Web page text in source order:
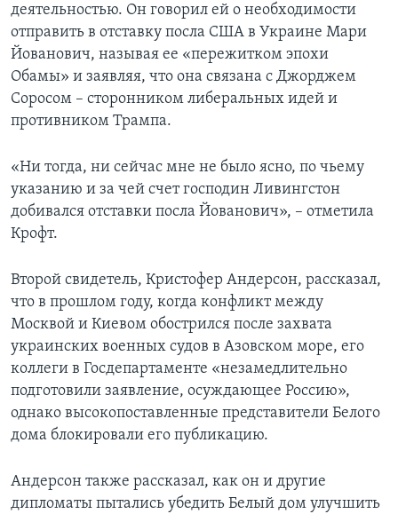
деятельностью. Он говорил ей о необходимости
отправить в отставку посла США в Украине Мари
Йованович, называя ее «пережитком эпохи
Обамы» и заявляя, что она связана с Джорджем
Соросом – сторонником либеральных идей и
противником Трампа.
«Ни тогда, ни сейчас мне не было ясно, по чьему
указанию и за чей счет господин Ливингстон
добивался отставки посла Йованович», – отметила
Крофт.
Второй свидетель, Кристофер Андерсон, рассказал,
что в прошлом году, когда конфликт между
Москвой и Киевом обострился после захвата
украинских военных судов в Азовском море, его
коллеги в Госдепартаменте «незамедлительно
подготовили заявление, осуждающее Россию»,
однако высокопоставленные представители Белого
дома блокировали его публикацию.
Андерсон также рассказал, как он и другие
дипломаты пытались убедить Белый дом улучшить